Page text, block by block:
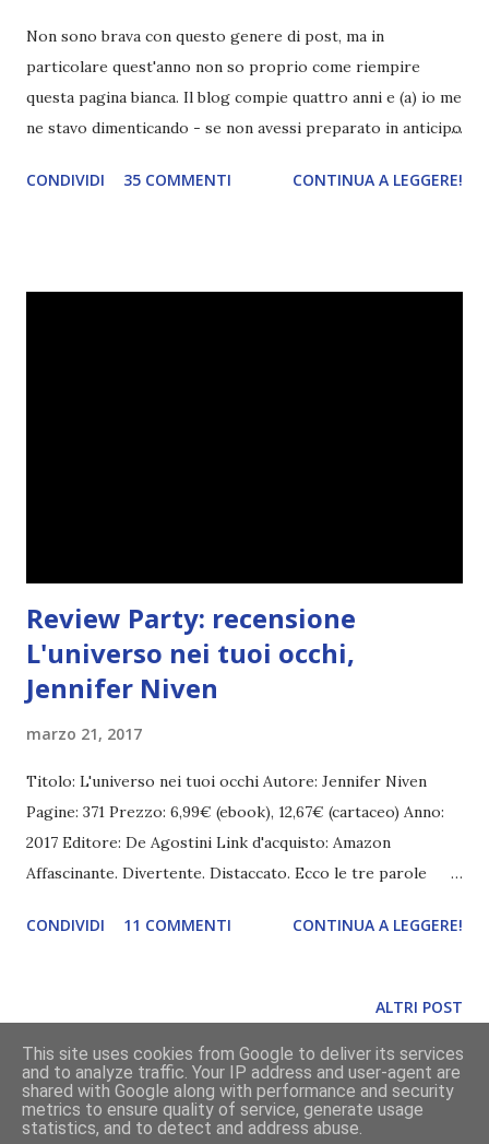
Non sono brava con questo genere di post, ma in
particolare quest'anno non so proprio come riempire
questa pagina bianca. Il blog compie quattro anni e (a) io me
ne stavo dimenticando - se non avessi preparato in anticipo
questo quarto anno, come sapete, non è stato dei migliori
CONDIVIDI 35 COMMENTI CONTINUA A LEGGERE!
Review Party: recensione
L'universo nei tuoi occhi,
Jennifer Niven
marzo 21, 2017
Titolo: L'universo nei tuoi occhi Autore: Jennifer Niven
Pagine: 371 Prezzo: 6,99€ (ebook), 12,67€ (cartaceo) Anno:
2017 Editore: De Agostini Link d'acquisto: Amazon
Affascinante. Divertente. Distaccato. Ecco le tre parole
custodito: Jack non riesce a riconoscere il volto delle
diventare Mister Popolarità. Si è esercitato per anni
nell’impossibile arte di conoscere tutti senza conoscere
davvero nessuno, di farsi amare senza amare a propria
volta. E finora è riuscito a cavarsela. Ma le cose prendono
CONDIVIDI 11 COMMENTI CONTINUA A LEGGERE!
ALTRI POST
Powered by Blogger
grafica a cura di Divoratori di libri
This site uses cookies from Google to deliver its services
and to analyze traffic. Your IP address and user-agent are
shared with Google along with performance and security
metrics to ensure quality of service, generate usage
statistics, and to detect and address abuse.